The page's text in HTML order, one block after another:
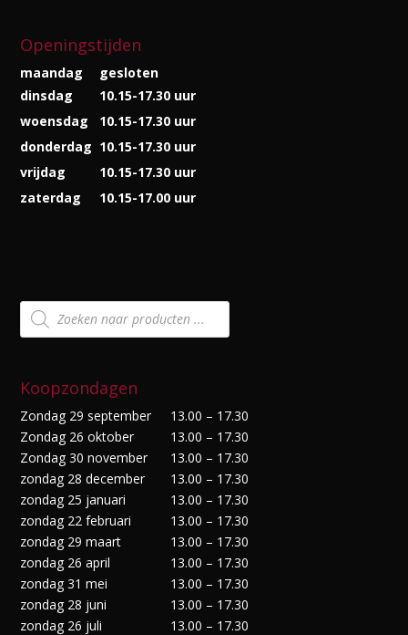
Openingstijden
maandag
gesloten
dinsdag
10.15-17.30 uur
woensdag
10.15-17.30 uur
donderdag 10.15-17.30 uur
vrijdag
10.15-17.30 uur
zaterdag
10.15-17.00 uur
Producten
zoeken
Koopzondagen
Zondag 29 september
13.00 – 17.30
Zondag 26 oktober
13.00 – 17.30
Zondag 30 november
13.00 – 17.30
zondag 28 december
13.00 – 17.30
zondag 25 januari
13.00 – 17.30
zondag 22 februari
13.00 – 17.30
zondag 29 maart
13.00 – 17.30
zondag 26 april
13.00 – 17.30
zondag 31 mei
13.00 – 17.30
zondag 28 juni
13.00 – 17.30
zondag 26 juli
13.00 – 17.30